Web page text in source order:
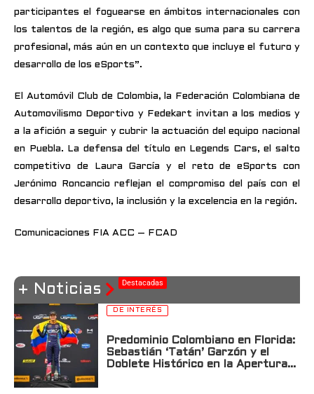
participantes el foguearse en ámbitos internacionales con
los talentos de la región, es algo que suma para su carrera
profesional, más aún en un contexto que incluye el futuro y
desarrollo de los eSports”.
El Automóvil Club de Colombia, la Federación Colombiana de
Automovilismo Deportivo y Fedekart invitan a los medios y
a la afición a seguir y cubrir la actuación del equipo nacional
en Puebla. La defensa del título en Legends Cars, el salto
competitivo de Laura García y el reto de eSports con
Jerónimo Roncancio reflejan el compromiso del país con el
desarrollo deportivo, la inclusión y la excelencia en la región.
Comunicaciones FIA ACC – FCAD
+ Noticias Destacadas
DE INTERÉS
Predominio Colombiano en Florida:
Sebastián ‘Tatán’ Garzón y el
Doblete Histórico en la Apertura